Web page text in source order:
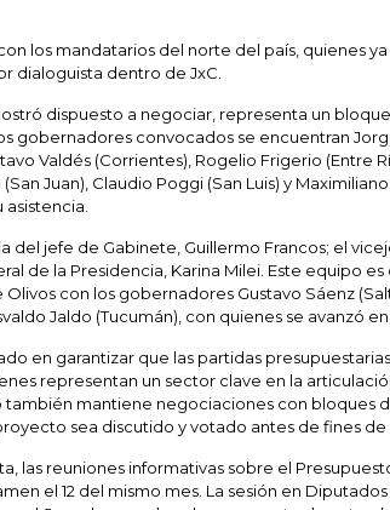
los mandatarios del norte del país, quienes
dialoguista dentro de JxC.
dispuesto a negociar, representa un
gobernadores convocados se encuentran
Valdés (Corrientes), Rogelio Frigerio (Entre
Juan), Claudio Poggi (San Luis) y
del jefe de Gabinete, Guillermo Francos; el
de la Presidencia, Karina Milei. Este equipo
con los gobernadores Gustavo Sáenz
Jaldo (Tucumán), con quienes se avanzó
en garantizar que las partidas
representan un sector clave en la
mantiene negociaciones con bloques
sea discutido y votado antes de fines de
las reuniones informativas sobre el
el 12 del mismo mes. La sesión en